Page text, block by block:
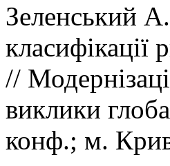
Зеленський
//
виклики
конф.; м.